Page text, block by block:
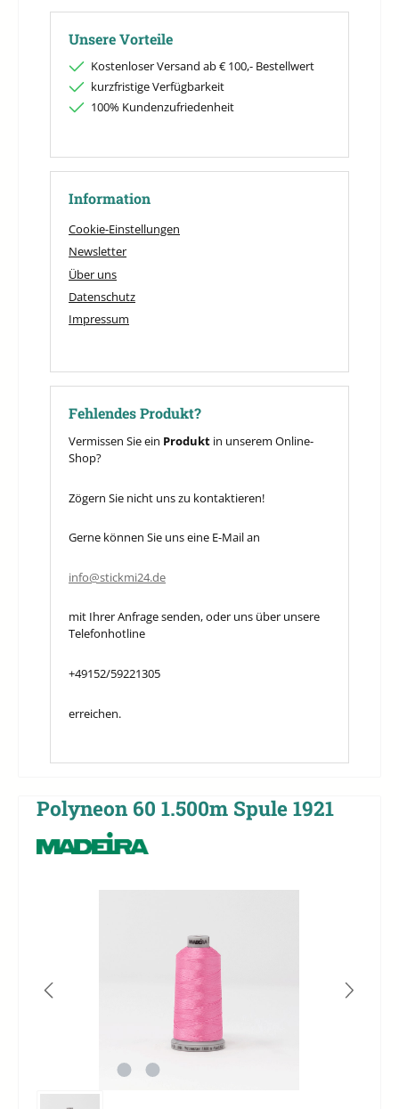
Unsere Vorteile
Kostenloser Versand ab € 100,- Bestellwert
kurzfristige Verfügbarkeit
100% Kundenzufriedenheit
Information
Cookie-Einstellungen
Newsletter
Über uns
Datenschutz
Impressum
Fehlendes Produkt?
Vermissen Sie ein Produkt in unserem Online-
Shop?
Zögern Sie nicht uns zu kontaktieren!
Gerne können Sie uns eine E-Mail an
info@stickmi24.de
mit Ihrer Anfrage senden, oder uns über unsere
Telefonhotline
+49152/59221305
erreichen.
Polyneon 60 1.500m Spule 1921